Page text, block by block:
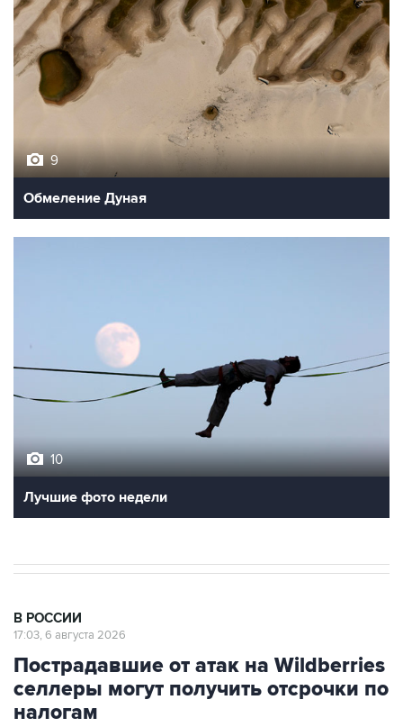
9
Обмеление Дуная
10
Лучшие фото недели
В РОССИИ
17:03, 6 августа 2026
Пострадавшие от атак на Wildberries
селлеры могут получить отсрочки по
налогам